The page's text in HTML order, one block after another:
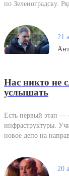
по Зеленоградску.
21
Нас никто не
услышать
Есть первый этап —
инфраструктуры.
новое депо на
20